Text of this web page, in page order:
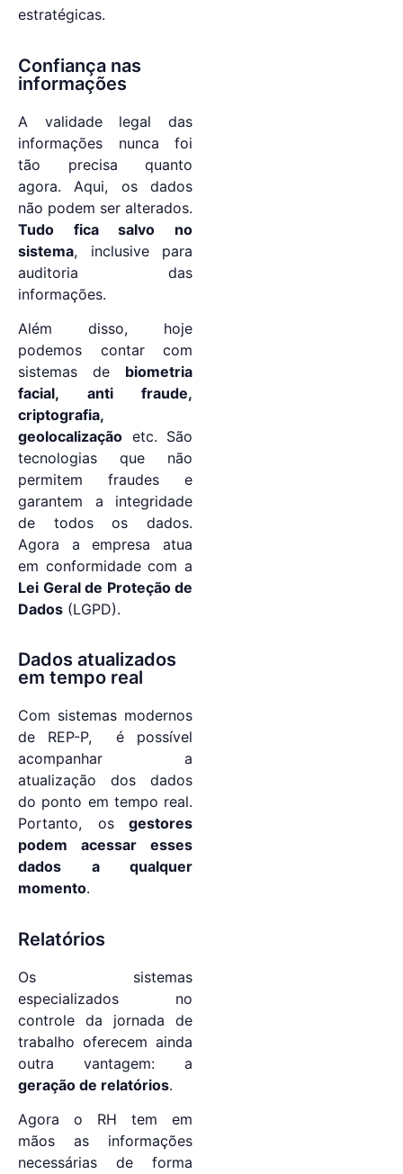
estratégicas.
Confiança nas
informações
A validade legal das
informações nunca foi
tão precisa quanto
agora. Aqui, os dados
não podem ser alterados.
Tudo fica salvo no
sistema, inclusive para
auditoria das
informações.
Além disso, hoje
podemos contar com
sistemas de biometria
facial, anti fraude,
criptografia,
geolocalização etc. São
tecnologias que não
permitem fraudes e
garantem a integridade
de todos os dados.
Agora a empresa atua
em conformidade com a
Lei Geral de Proteção de
Dados (LGPD).
Dados atualizados
em tempo real
Com sistemas modernos
de REP-P, é possível
acompanhar a
atualização dos dados
do ponto em tempo real.
Portanto, osgestores
podem acessar esses
dados a qualquer
momento.
Relatórios
Os sistemas
especializados no
controle da jornada de
trabalho oferecem ainda
outra vantagem: a
geração de relatórios.
Agora o RH tem em
mãos as informações
necessárias de forma